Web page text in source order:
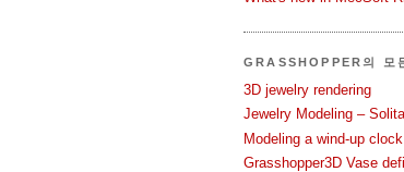
GRASSHOPPER의 모
3D jewelry rendering
Jewelry Modeling –
Modeling a wind-up clock
Grasshopper3D Vase